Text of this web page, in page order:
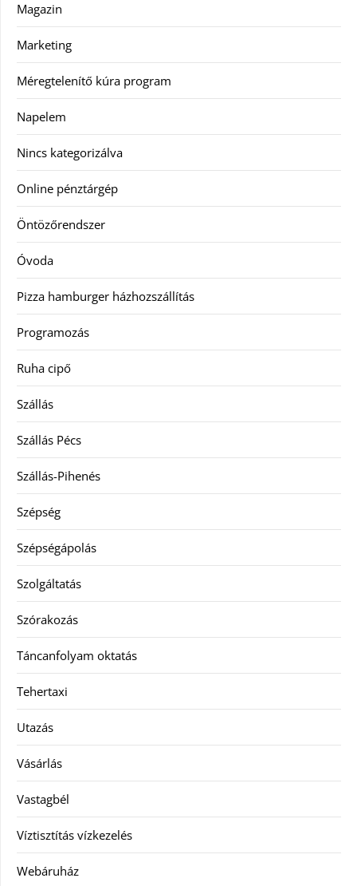
Magazin
Marketing
Méregtelenítő kúra program
Napelem
Nincs kategorizálva
Online pénztárgép
Öntözőrendszer
Óvoda
Pizza hamburger házhozszállítás
Programozás
Ruha cipő
Szállás
Szállás Pécs
Szállás-Pihenés
Szépség
Szépségápolás
Szolgáltatás
Szórakozás
Táncanfolyam oktatás
Tehertaxi
Utazás
Vásárlás
Vastagbél
Víztisztítás vízkezelés
Webáruház